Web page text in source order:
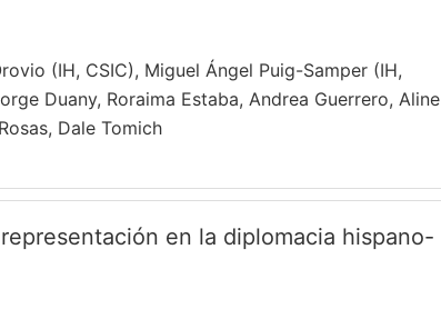
(IH, CSIC), Miguel Ángel Puig-Samper (IH,
Duany, Roraima Estaba, Andrea Guerrero, Aline
Dale Tomich
en la diplomacia hispano-